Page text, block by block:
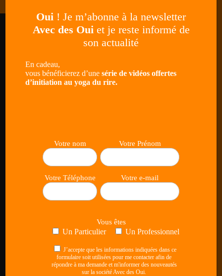
Stéphanie Avec des Oui
Formatrice en communication et soft skills
Clown comédienne
professionnelles plus humaines
Oui ! Je m’abonne à la newsletter
Avec des Oui et je reste informé de
son actualité
En cadeau,
vous bénéficierez d’une série de vidéos offertes
d’initiation au yoga du rire.
Votre nom Votre Prénom
Votre Téléphone Votre e-mail
Vous êtes
Un Particulier Un Professionnel
J’accepte que les informations indiquées dans ce
formulaire soit utilisées pour me contacter afin de
répondre à ma demande et m'informer des nouveautés
sur la société Avec des Oui.